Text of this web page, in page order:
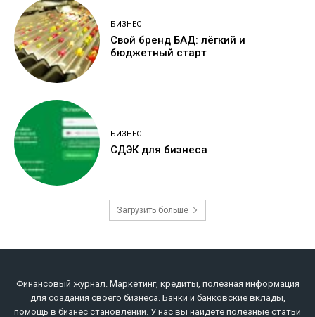
БИЗНЕС
Свой бренд БАД: лёгкий и
бюджетный старт
БИЗНЕС
СДЭК для бизнеса
Загрузить больше
Финансовый журнал. Маркетинг, кредиты, полезная информация
для создания своего бизнеса. Банки и банковские вклады,
помощь в бизнес становлении. У нас вы найдете полезные статьи